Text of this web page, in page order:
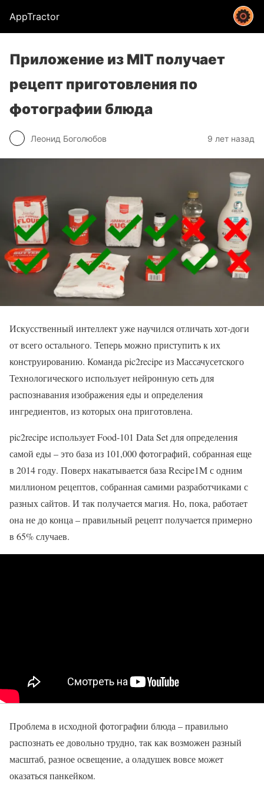
AppTractor
Приложение из MIT получает
рецепт приготовления по
фотографии блюда
Леонид Боголюбов 9 лет назад
Искусственный интеллект уже научился отличать хот-доги
от всего остального. Теперь можно приступить к их
конструированию. Команда pic2recipe из Массачусетского
Технологического использует нейронную сеть для
распознавания изображения еды и определения
ингредиентов, из которых она приготовлена.
pic2recipe использует Food-101 Data Set для определения
самой еды – это база из 101,000 фотографий, собранная еще
в 2014 году. Поверх накатывается база Recipe1M с одним
миллионом рецептов, собранная самими разработчиками с
разных сайтов. И так получается магия. Но, пока, работает
она не до конца – правильный рецепт получается примерно
в 65% случаев.
Проблема в исходной фотографии блюда – правильно
распознать ее довольно трудно, так как возможен разный
масштаб, разное освещение, а оладушек вовсе может
оказаться панкейком.